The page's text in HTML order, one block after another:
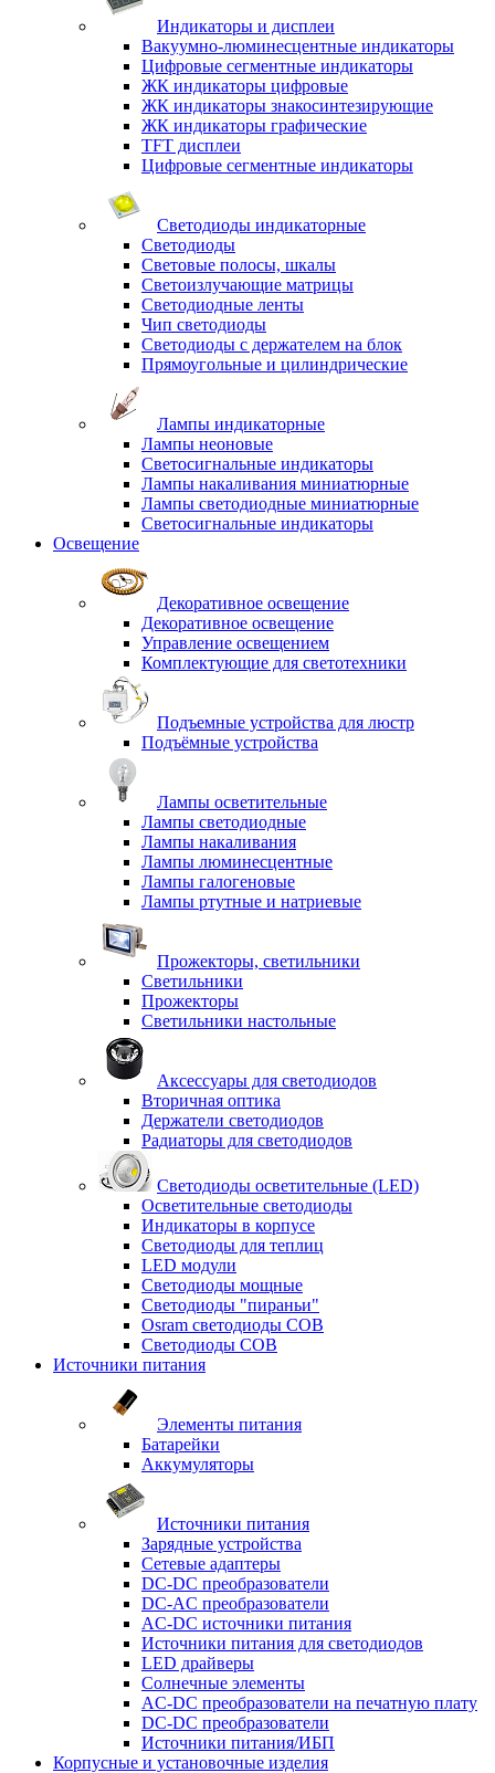
Индикаторы и дисплеи
Вакуумно-люминесцентные индикаторы
Цифровые сегментные индикаторы
ЖК индикаторы цифровые
ЖК индикаторы знакосинтезирующие
ЖК индикаторы графические
TFT дисплеи
Цифровые сегментные индикаторы
Светодиоды индикаторные
Светодиоды
Световые полосы, шкалы
Светоизлучающие матрицы
Светодиодные ленты
Чип светодиоды
Светодиоды с держателем на блок
Прямоугольные и цилиндрические
Лампы индикаторные
Лампы неоновые
Светосигнальные индикаторы
Лампы накаливания миниатюрные
Лампы светодиодные миниатюрные
Светосигнальные индикаторы
Освещение
Декоративное освещение
Декоративное освещение
Управление освещением
Комплектующие для светотехники
Подъемные устройства для люстр
Подъёмные устройства
Лампы осветительные
Лампы светодиодные
Лампы накаливания
Лампы люминесцентные
Лампы галогеновые
Лампы ртутные и натриевые
Прожекторы, светильники
Светильники
Прожекторы
Светильники настольные
Аксессуары для светодиодов
Вторичная оптика
Держатели светодиодов
Радиаторы для светодиодов
Светодиоды осветительные (LED)
Осветительные светодиоды
Индикаторы в корпусе
Светодиоды для теплиц
LED модули
Светодиоды мощные
Светодиоды "пираньи"
Osram светодиоды COB
Светодиоды COB
Источники питания
Элементы питания
Батарейки
Аккумуляторы
Источники питания
Зарядные устройства
Сетевые адаптеры
DC-DC преобразователи
DC-AC преобразователи
AC-DC источники питания
Источники питания для светодиодов
LED драйверы
Солнечные элементы
AC-DC преобразователи на печатную плату
DC-DC преобразователи
Источники питания/ИБП
Корпусные и установочные изделия